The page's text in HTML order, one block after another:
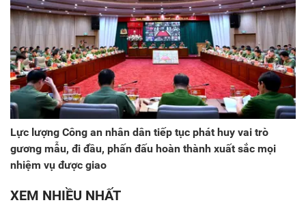
Lực lượng Công an nhân dân tiếp tục phát huy vai trò
gương mẫu, đi đầu, phấn đấu hoàn thành xuất sắc mọi
nhiệm vụ được giao
XEM NHIỀU NHẤT